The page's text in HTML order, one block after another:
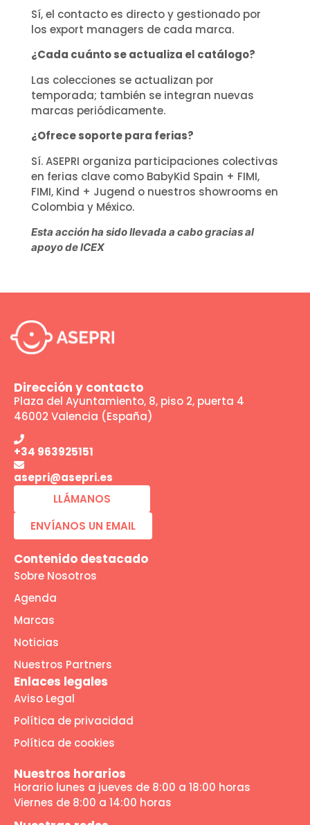
Sí, el contacto es directo y gestionado por
los export managers de cada marca.
¿Cada cuánto se actualiza el catálogo?
Las colecciones se actualizan por
temporada; también se integran nuevas
marcas periódicamente.
¿Ofrece soporte para ferias?
Sí. ASEPRI organiza participaciones colectivas
en ferias clave como BabyKid Spain + FIMI,
FIMI, Kind + Jugend o nuestros showrooms en
Colombia y México.
Esta acción ha sido llevada a cabo gracias al
apoyo de ICEX
Dirección y contacto
Plaza del Ayuntamiento, 8, piso 2, puerta 4
46002 Valencia (España)
+34 963925151
asepri@asepri.es
LLÁMANOS
ENVÍANOS UN EMAIL
Contenido destacado
Sobre Nosotros
Agenda
Marcas
Noticias
Nuestros Partners
Enlaces legales
Aviso Legal
Política de privacidad
Política de cookies
Nuestros horarios
Horario lunes a jueves de 8:00 a 18:00 horas
Viernes de 8:00 a 14:00 horas